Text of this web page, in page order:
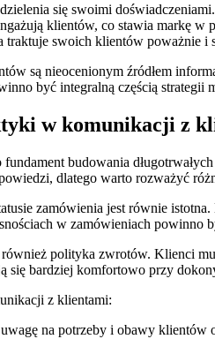
się swoimi
klientów, co stawia markę
traktuje swoich klientów poważnie i
są nieocenionym źródłem
być integralną częścią strategii
w komunikacji z
budowania
dlatego warto rozważyć
zamówienia jest równie
w zamówieniach powinno
polityka zwrotów. Klienci
się bardziej komfortowo przy
z klientami:
na potrzeby i obawy klientów